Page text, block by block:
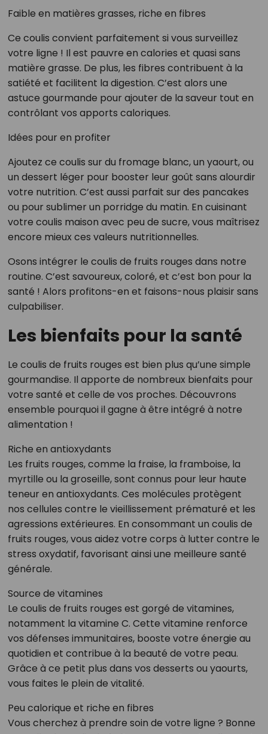
Faible en matières grasses, riche en fibres
Ce coulis convient parfaitement si vous surveillez
votre ligne ! Il est pauvre en calories et quasi sans
matière grasse. De plus, les fibres contribuent à la
satiété et facilitent la digestion. C’est alors une
astuce gourmande pour ajouter de la saveur tout en
contrôlant vos apports caloriques.
Idées pour en profiter
Ajoutez ce coulis sur du fromage blanc, un yaourt, ou
un dessert léger pour booster leur goût sans alourdir
votre nutrition. C’est aussi parfait sur des pancakes
ou pour sublimer un porridge du matin. En cuisinant
votre coulis maison avec peu de sucre, vous maîtrisez
encore mieux ces valeurs nutritionnelles.
Osons intégrer le coulis de fruits rouges dans notre
routine. C’est savoureux, coloré, et c’est bon pour la
santé ! Alors profitons-en et faisons-nous plaisir sans
culpabiliser.
Les bienfaits pour la santé
Le coulis de fruits rouges est bien plus qu’une simple
gourmandise. Il apporte de nombreux bienfaits pour
votre santé et celle de vos proches. Découvrons
ensemble pourquoi il gagne à être intégré à notre
alimentation !
Riche en antioxydants
Les fruits rouges, comme la fraise, la framboise, la
myrtille ou la groseille, sont connus pour leur haute
teneur en antioxydants. Ces molécules protègent
nos cellules contre le vieillissement prématuré et les
agressions extérieures. En consommant un coulis de
fruits rouges, vous aidez votre corps à lutter contre le
stress oxydatif, favorisant ainsi une meilleure santé
générale.
Source de vitamines
Le coulis de fruits rouges est gorgé de vitamines,
notamment la vitamine C. Cette vitamine renforce
vos défenses immunitaires, booste votre énergie au
quotidien et contribue à la beauté de votre peau.
Grâce à ce petit plus dans vos desserts ou yaourts,
vous faites le plein de vitalité.
Peu calorique et riche en fibres
Vous cherchez à prendre soin de votre ligne ? Bonne